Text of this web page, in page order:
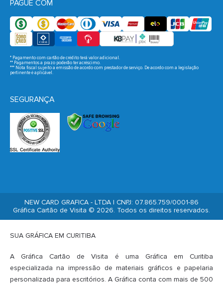
PAGUE COM
* Pagamento com cartão de crédito terá valor adicional.
** Pagamentos a prazo poderão ter acréscimo.
*** Nota fiscal sujeito a emissão de acordo com prestador de serviço. De acordo com a legislação
pertinente é aplicável.
SEGURANÇA
NEW CARD GRAFICA - LTDA | CNPJ: 07.865.759/0001-86
Gráfica Cartão de Visita © 2026. Todos os direitos reservados.
SUA GRÁFICA EM CURITIBA
A Gráfica Cartão de Visita é uma Gráfica em Curitiba
especializada na impressão de materiais gráficos e papelaria
personalizada para escritórios. A Gráfica conta com mais de 500